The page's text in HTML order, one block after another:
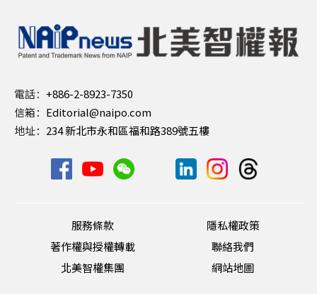
電話： +886-2-8923-7350
信箱： Editorial@naipo.com
地址： 234 新北市永和區福和路389號五樓
服務條款
隱私權政策
著作權與授權轉載
聯絡我們
北美智權集團
網站地圖